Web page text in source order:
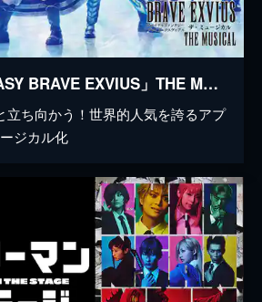
「FINAL FANTASY BRAVE EXVIUS」THE MUSICAL
立ち向かう！世界的人気を誇るアプ
ジカル化